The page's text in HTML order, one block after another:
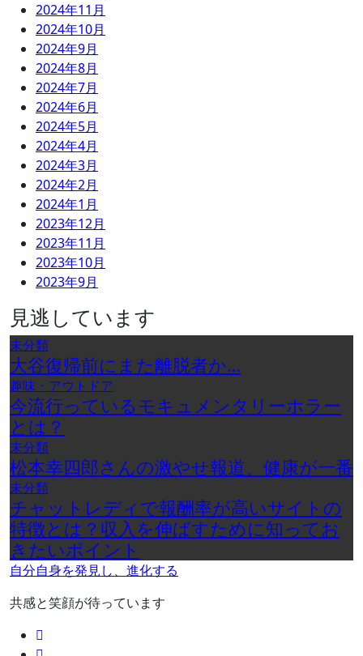
2024年11月
2024年10月
2024年9月
2024年8月
2024年7月
2024年6月
2024年5月
2024年4月
2024年3月
2024年2月
2024年1月
2023年12月
2023年11月
2023年10月
2023年9月
見逃しています
未分類
大谷復帰前にまた離脱者か…
趣味・アウトドア
今流行っているモキュメンタリーホラー
とは？
未分類
松本幸四郎さんの激やせ報道、健康が一番
未分類
チャットレディで報酬率が高いサイトの
特徴とは？収入を伸ばすために知ってお
きたいポイント
自分自身を発見し、進化する
共感と笑顔が待っています